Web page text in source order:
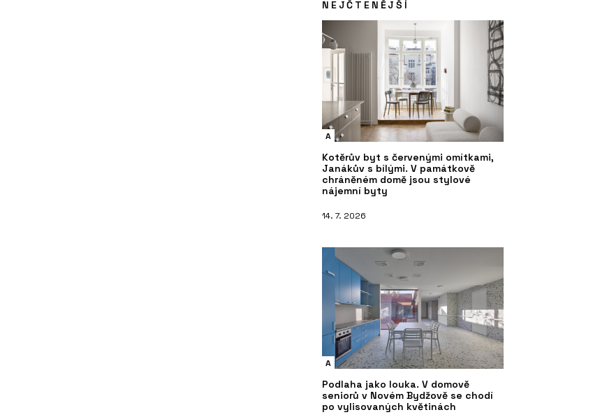
NEJČTENĚJŠÍ
A
Kotěrův byt s červenými omítkami,
Janákův s bílými. V památkově
chráněném domě jsou stylové
nájemní byty
14. 7. 2026
A
Podlaha jako louka. V domově
seniorů v Novém Bydžově se chodí
po vylisovaných květinách